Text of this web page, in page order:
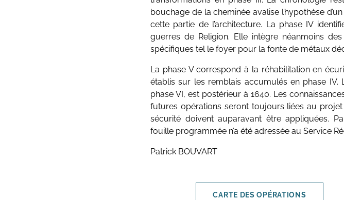
bouchage de la cheminée avalise l’hypothèse
cette partie de l’architecture. La phase IV
guerres de Religion. Elle intègre néanmoins
spécifiques tel le foyer pour la fonte de métaux
La phase V correspond à la réhabilitation en
établis sur les remblais accumulés en phase IV.
phase VI, est postérieur à 1640. Les
futures opérations seront toujours liées au
sécurité doivent auparavant être appliquées.
fouille programmée n’a été adressée au Service
Patrick BOUVART
CARTE DES OPÉRATIONS